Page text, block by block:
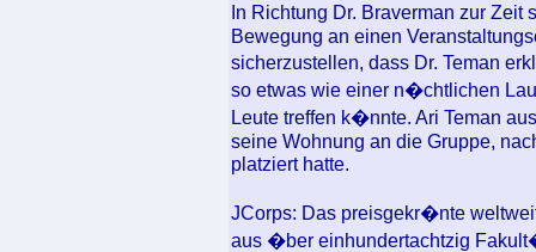
In Richtung Dr. Braverman zur
Bewegung an einen
sicherzustellen, dass Dr. Teman
so etwas wie einer n�chtlichen
Leute treffen k�nnte. Ari Teman
seine Wohnung an die Gruppe,
platziert hatte.
JCorps: Das preisgekr�nte
aus �ber einhundertachtzig